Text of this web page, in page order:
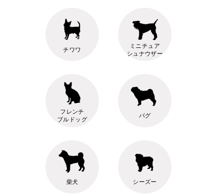
チワワ
ミニチュア
シュナウザー
フレンチ
ブルドッグ
パグ
柴犬 シーズー